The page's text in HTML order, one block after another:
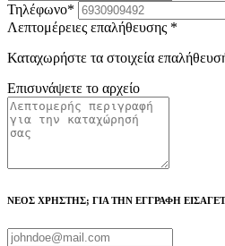
Τηλέφωνο*
Λεπτομέρειες επαλήθευσης *
Καταχωρήστε τα στοιχεία
Επισυνάψετε το αρχείο
ΝΕΟΣ ΧΡΗΣΤΗΣ; ΓΙΑ ΤΗΝ ΕΓΓΡΑΦΗ